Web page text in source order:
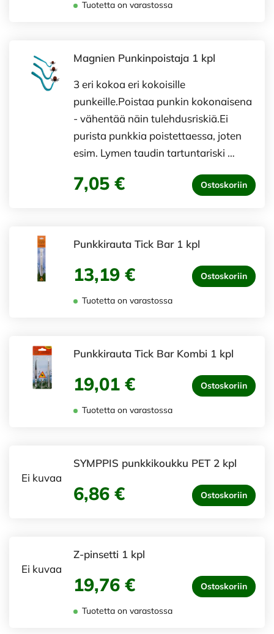
Tuotetta on varastossa
Magnien Punkinpoistaja 1 kpl
3 eri kokoa eri kokoisille
punkeille.Poistaa punkin kokonaisena
- vähentää näin tulehdusriskiä.Ei
purista punkkia poistettaessa, joten
esim. Lymen taudin tartuntariski …
7,05 € Ostoskoriin
Punkkirauta Tick Bar 1 kpl
13,19 € Ostoskoriin
Tuotetta on varastossa
Punkkirauta Tick Bar Kombi 1 kpl
19,01 € Ostoskoriin
Tuotetta on varastossa
Ei kuvaa
SYMPPIS punkkikoukku PET 2 kpl
6,86 € Ostoskoriin
Ei kuvaa
Z-pinsetti 1 kpl
19,76 € Ostoskoriin
Tuotetta on varastossa